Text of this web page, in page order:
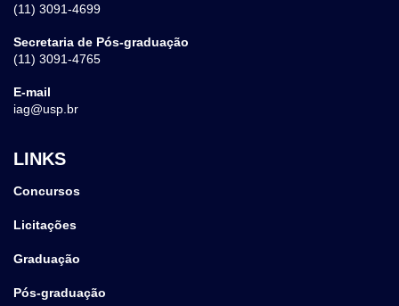
(11) 3091-4699
Secretaria de Pós-graduação
(11) 3091-4765
E-mail
iag@usp.br
LINKS
Concursos
Licitações
Graduação
Pós-graduação